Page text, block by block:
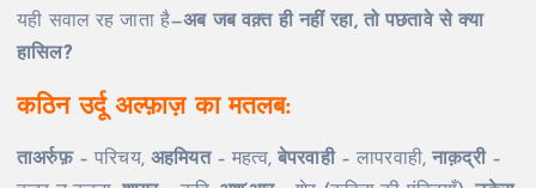
यही सवाल रह जाता है—अब जब वक़्त ही नहीं रहा, तो पछतावे से क्या
हासिल?
कठिन उर्दू अल्फ़ाज़ का मतलब:
ताअर्रुफ़– परिचय, अहमियत– महत्व, बेपरवाही– लापरवाही,नाक़द्री–